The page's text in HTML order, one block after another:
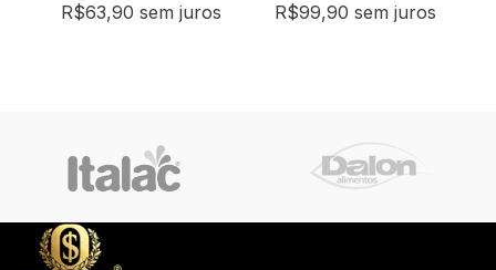
R$63,90 sem juros
R$99,90 sem juros